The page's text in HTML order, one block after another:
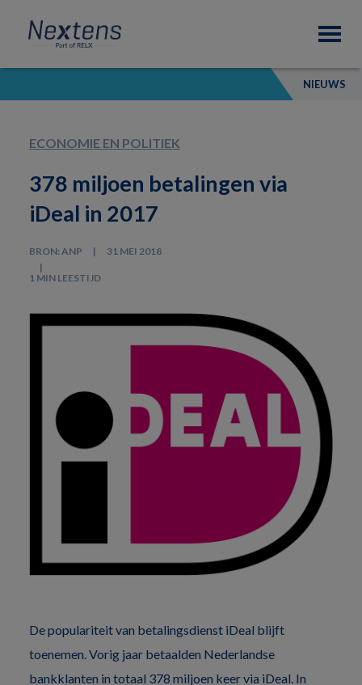
primary
navigation
content
footer
Nextens
Fiscaal
partner
van
NIEUWS
ECONOMIE EN POLITIEK
378 miljoen betalingen via
iDeal in 2017
BRON: ANP 31 MEI 2018
1 MIN LEESTIJD
De populariteit van betalingsdienst iDeal blijft
toenemen. Vorig jaar betaalden Nederlandse
bankklanten in totaal 378 miljoen keer via iDeal. In